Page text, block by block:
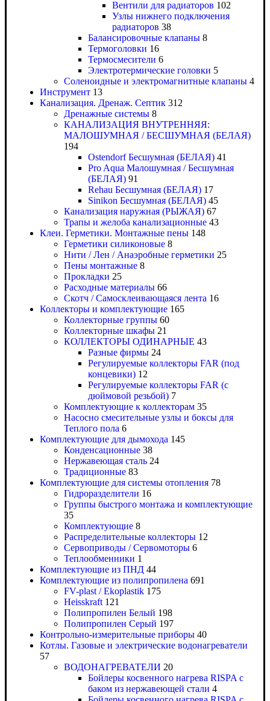
Вентили для радиаторов 102
Узлы нижнего подключения
радиаторов 38
Балансировочные клапаны 8
Термоголовки 16
Термосмесители 6
Электротермические головки 5
Соленоидные и электромагнитные клапаны 4
Инструмент 13
Канализация. Дренаж. Септик 312
Дренажные системы 8
КАНАЛИЗАЦИЯ ВНУТРЕННЯЯ:
МАЛОШУМНАЯ / БЕСШУМНАЯ (БЕЛАЯ)
194
Ostendorf Бесшумная (БЕЛАЯ) 41
Pro Aqua Малошумная / Бесшумная
(БЕЛАЯ) 91
Rehau Бесшумная (БЕЛАЯ) 17
Sinikon Бесшумная (БЕЛАЯ) 45
Канализация наружная (РЫЖАЯ) 67
Трапы и желоба канализационные 43
Клеи. Герметики. Монтажные пены 148
Герметики силиконовые 8
Нити / Лен / Анаэробные герметики 25
Пены монтажные 8
Прокладки 25
Расходные материалы 66
Скотч / Самосклеивающаяся лента 16
Коллекторы и комплектующие 165
Коллекторные группы 60
Коллекторные шкафы 21
КОЛЛЕКТОРЫ ОДИНАРНЫЕ 43
Разные фирмы 24
Регулируемые коллекторы FAR (под
концевики) 12
Регулируемые коллекторы FAR (с
дюймовой резьбой) 7
Комплектующие к коллекторам 35
Насосно смесительные узлы и боксы для
Теплого пола 6
Комплектующие для дымохода 145
Конденсационные 38
Нержавеющая сталь 24
Традиционные 83
Комплектующие для системы отопления 78
Гидроразделители 16
Группы быстрого монтажа и комплектующие
35
Комплектующие 8
Распределительные коллекторы 12
Сервоприводы / Сервомоторы 6
Теплообменники 1
Комплектующие из ПНД 44
Комплектующие из полипропилена 691
FV-plast / Ekoplastik 175
Heisskraft 121
Полипропилен Белый 198
Полипропилен Серый 197
Контрольно-измерительные приборы 40
Котлы. Газовые и электрические водонагреватели
57
ВОДОНАГРЕВАТЕЛИ 20
Бойлеры косвенного нагрева RISPA с
баком из нержавеющей стали 4